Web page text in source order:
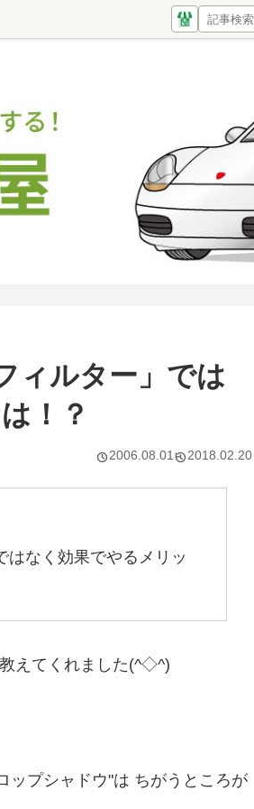
ィルター」では
！？
2006.08.01 2018.02.20
はなく効果でやるメリッ
えてくれました(^◇^)
ップシャドウ"は ちがうところが